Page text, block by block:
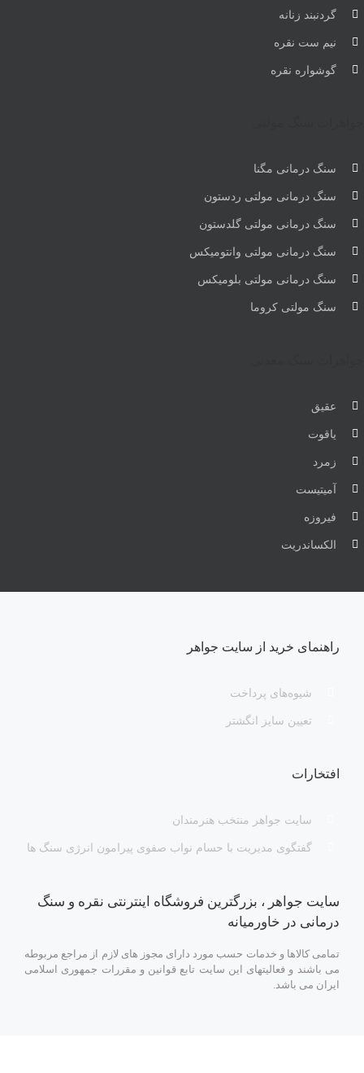
گردنبند زنانه
نیم ست نقره
گوشواره نقره
سنگ درمانی مگنا
سنگ درمانی مولتی ردستون
سنگ درمانی مولتی گلدستون
سنگ درمانی مولتی وانتومیکس
سنگ درمانی مولتی بلومیکس
سنگ مولتی کروما
عقیق
یاقوت
زمرد
آمیتیست
فیروزه
الکساندریت
راهنمای خرید از سایت جواهر
شیوه‌های پرداخت
تعیین سایز انگشتر
افتخارات
سایت جواهر منتخب هنرمندان
گفتگوی مدیریت با حسام نواب صفوی پیرامون انرژی سنگ ها
سایت جواهر ، بزرگترین فروشگاه اینترنتی نقره و سنگ
درمانی در خاورمیانه
تمامی کالاها و خدمات حسب مورد دارای مجوز های لازم از مراجع مربوطه
می باشند و فعالیتهای این سایت تابع قوانین و مقررات جمهوری اسلامی
ایران می باشد.